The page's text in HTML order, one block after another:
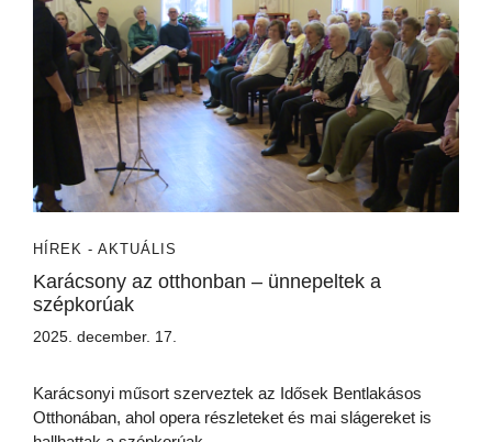
HÍREK - AKTUÁLIS
Karácsony az otthonban – ünnepeltek a
szépkorúak
2025. december. 17.
Karácsonyi műsort szerveztek az Idősek Bentlakásos
Otthonában, ahol opera részleteket és mai slágereket is